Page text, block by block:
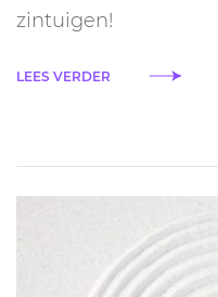
zintuigen!
LEES VERDER